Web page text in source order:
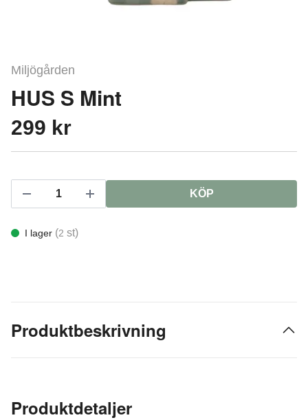
Miljögården
HUS S Mint
299 kr
KÖP
I lager (2 st)
Produktbeskrivning
Produktdetaljer